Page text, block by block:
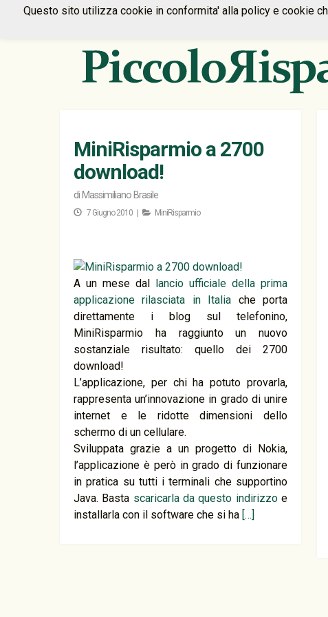
MiniRisparmio a 2700
download!
di Massimiliano Brasile
7 Giugno 2010 | MiniRisparmio
A un mese dal lancio ufficiale della prima
applicazione rilasciata in Italia che porta
direttamente i blog sul telefonino,
MiniRisparmio ha raggiunto un nuovo
sostanziale risultato: quello dei 2700
download!
L’applicazione, per chi ha potuto provarla,
rappresenta un’innovazione in grado di unire
internet e le ridotte dimensioni dello
schermo di un cellulare.
Sviluppata grazie a un progetto di Nokia,
l’applicazione è però in grado di funzionare
in pratica su tutti i terminali che supportino
Java. Basta scaricarla da questo indirizzoe
installarla con il software che si ha […]
Questo sito utilizza cookie in conformita' alla policy e cookie